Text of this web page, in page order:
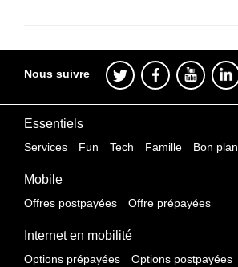
Nous suivre
Essentiels
Services Fun Tech Famille Bon plan
Mobile
Offres postpayées Offre prépayées
Internet en mobilité
Options prépayées Options postpayées